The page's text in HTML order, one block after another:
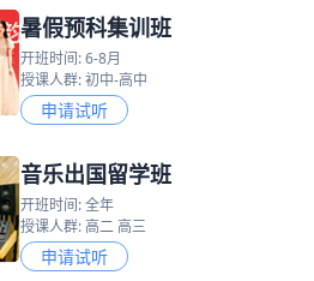
暑假预科集训班
开班时间: 6-8月
授课人群: 初中-高中
申请试听
音乐出国留学班
开班时间: 全年
授课人群: 高二 高三
申请试听